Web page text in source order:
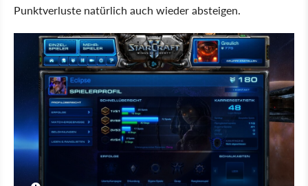
Punktverluste natürlich auch wieder absteigen.